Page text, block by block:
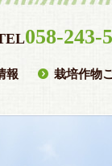
058-243-
報 栽培作物